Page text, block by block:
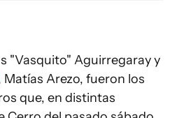
"Vasquito" Aguirregaray y
Matías Arezo, fueron los
que, en distintas